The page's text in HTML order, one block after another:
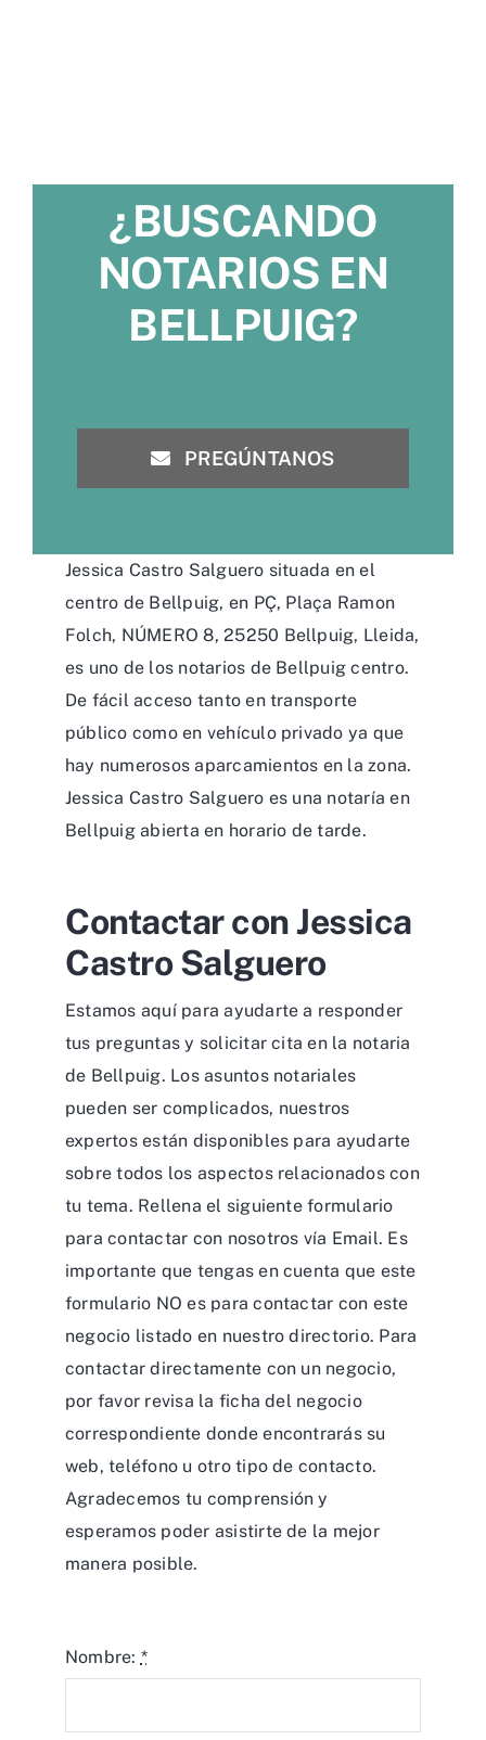
¿BUSCANDO
NOTARIOS EN
BELLPUIG?
PREGÚNTANOS
Jessica Castro Salguero situada en el
centro de Bellpuig, en PÇ, Plaça Ramon
Folch, NÚMERO 8, 25250 Bellpuig, Lleida,
es uno de los notarios de Bellpuig centro.
De fácil acceso tanto en transporte
público como en vehículo privado ya que
hay numerosos aparcamientos en la zona.
Jessica Castro Salguero es una notaría en
Bellpuig abierta en horario de tarde.
Contactar con Jessica
Castro Salguero
Estamos aquí para ayudarte a responder
tus preguntas y solicitar cita en la notaria
de Bellpuig. Los asuntos notariales
pueden ser complicados, nuestros
expertos están disponibles para ayudarte
sobre todos los aspectos relacionados con
tu tema. Rellena el siguiente formulario
para contactar con nosotros vía Email. Es
importante que tengas en cuenta que este
formulario NO es para contactar con este
negocio listado en nuestro directorio. Para
contactar directamente con un negocio,
por favor revisa la ficha del negocio
correspondiente donde encontrarás su
web, teléfono u otro tipo de contacto.
Agradecemos tu comprensión y
esperamos poder asistirte de la mejor
manera posible.
Nombre: *